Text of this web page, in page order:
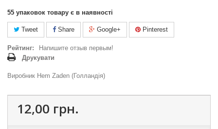
55 упаковок товару є в наявності
Tweet Share Google+ Pinterest
Рейтинг:
Напишите отзыв первым!
Друкувати
Виробник Hem Zaden (Голландія)
12,00 грн.